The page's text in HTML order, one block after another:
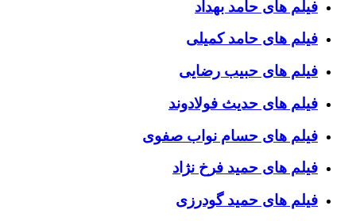
فیلم های حامد بهداد
فیلم های حامد کمیلی
فیلم های حبیب رضایی
فیلم های حدیث فولادوند
فیلم های حسام نواب صفوی
فیلم های حمید فرخ نژاد
فیلم های حمید گودرزی